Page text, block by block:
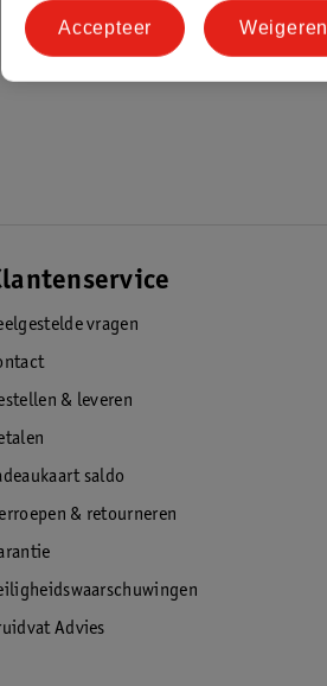
vragen
& leveren
saldo
& retourneren
Advies
Weigeren
Accepteer